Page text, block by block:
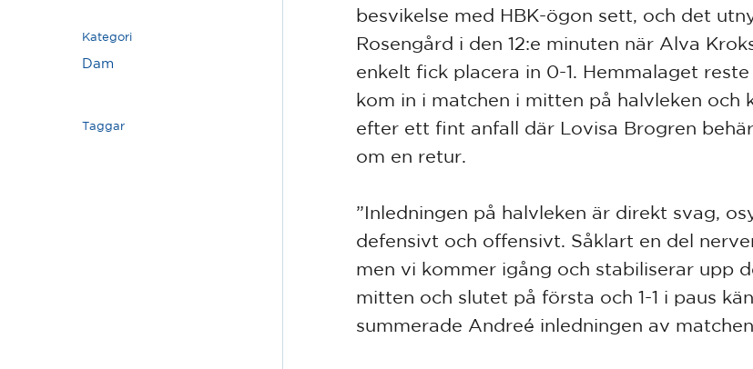
Kategori
Dam
Taggar
besvikelse med HBK-ögon sett, och det
Rosengård i den 12:e minuten när Alva
enkelt fick placera in 0-1. Hemmalaget
kom in i matchen i mitten på halvleken och
efter ett fint anfall där Lovisa Brogren
om en retur.
”Inledningen på halvleken är direkt svag,
defensivt och offensivt. Såklart en del
men vi kommer igång och stabiliserar upp
mitten och slutet på första och 1-1 i paus
summerade Andreé inledningen av